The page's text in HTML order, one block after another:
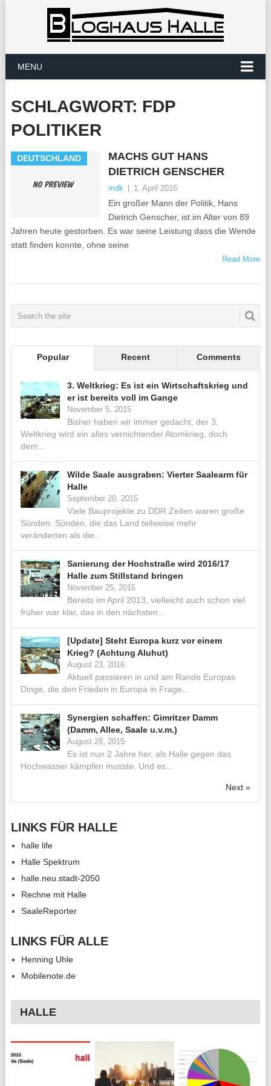
MENU
SCHLAGWORT: FDP
POLITIKER
DEUTSCHLAND
MACHS GUT HANS
DIETRICH GENSCHER
mdk 1. April 2016
Ein großer Mann der Politik, Hans
Dietrich Genscher, ist im Alter von 89
Jahren heute gestorben. Es war seine Leistung dass die Wende
statt finden konnte, ohne seine
Read More
Popular Recent Comments
3. Weltkrieg: Es ist ein Wirtschaftskrieg und
er ist bereits voll im Gange
November 5, 2015
Bisher haben wir immer gedacht, der 3.
Weltkrieg wird ein alles vernichtender Atomkrieg, doch
dem...
Wilde Saale ausgraben: Vierter Saalearm für
Halle
September 20, 2015
Viele Bauprojekte zu DDR Zeiten waren große
Sünden. Sünden, die das Land teilweise mehr
veränderten als die...
Sanierung der Hochstraße wird 2016/17
Halle zum Stillstand bringen
November 25, 2015
Bereits im April 2013, vielleicht auch schon viel
früher war klar, das in den nächsten...
[Update] Steht Europa kurz vor einem
Krieg? (Achtung Aluhut)
August 23, 2016
Aktuell passieren in und am Rande Europas
Dinge, die den Frieden in Europa in Frage...
Synergien schaffen: Gimritzer Damm
(Damm, Allee, Saale u.v.m.)
August 28, 2015
Es ist nun 2 Jahre her, als Halle gegen das
Hochwasser kämpfen musste. Und es...
Next »
LINKS FÜR HALLE
halle life
Halle Spektrum
halle.neu.stadt-2050
Rechne mit Halle
SaaleReporter
LINKS FÜR ALLE
Henning Uhle
Mobilenote.de
HALLE